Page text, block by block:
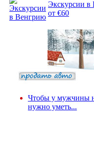
Экскурсии в
от €60
Чтобы у мужчины
нужно уметь...